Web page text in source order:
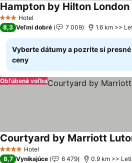
3 Počet hviezdičiek
Hotel
Hampton by Hilton
8,3 Veľmi dobré 7 009 1.6 km >>
Vyberte dátumy a pozrite si presné
ceny
Obľúbená voľba
4 Počet hviezdičiek
Hotel
Courtyard by Marriott
8,7 Vynikajúce 6 479 0.9 km >>